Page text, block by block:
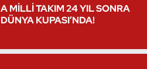
A MİLLİ TAKIM 24 YIL SONRA
DÜNYA KUPASI’NDA!